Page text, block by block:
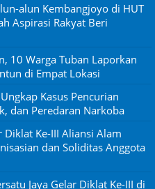
alun Kembangjoyo di HUT
Aspirasi Rakyat Beri
10 Warga Tuban Laporkan
di Empat Lokasi
Kasus Pencurian
dan Peredaran Narkoba
Diklat Ke-III Aliansi Alam
dan Soliditas Anggota
Jaya Gelar Diklat Ke-III di